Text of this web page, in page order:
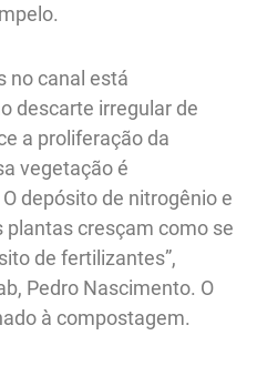
no canal está
descarte irregular de
a proliferação da
vegetação é
depósito de nitrogênio e
cresçam como se
de fertilizantes”,
Pedro Nascimento. O
à compostagem.